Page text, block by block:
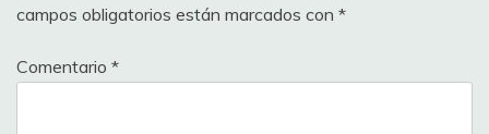
campos obligatorios están marcados con *
Comentario *